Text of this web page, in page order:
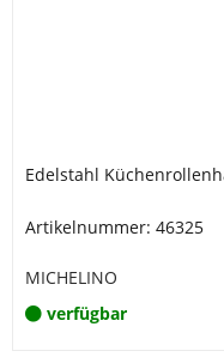
Edelstahl
Artikelnummer: 46325
MICHELINO
verfügbar